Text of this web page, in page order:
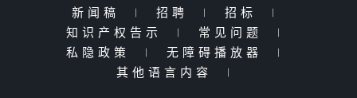
新闻稿 | 招聘 | 招标
|
知识产权告示
| 常见问题
|
私隐政策
| 无障碍播放器
|
其他语言内容
|